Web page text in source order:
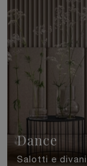
Dance
Salotti e